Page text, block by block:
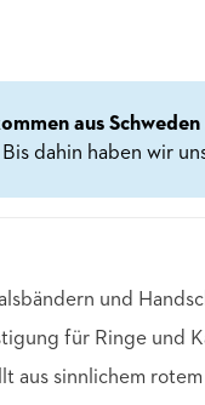
aus Schweden
dahin haben wir
und
für Ringe und
aus sinnlichem